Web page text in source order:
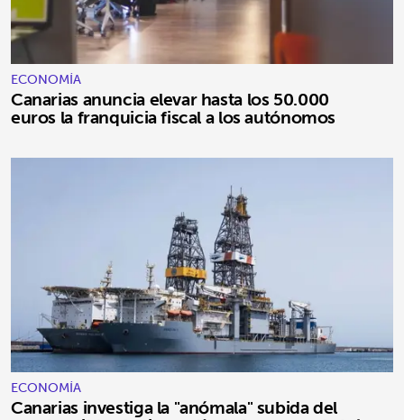
ECONOMÍA
Canarias anuncia elevar hasta los 50.000
euros la franquicia fiscal a los autónomos
ECONOMÍA
Canarias investiga la "anómala" subida del